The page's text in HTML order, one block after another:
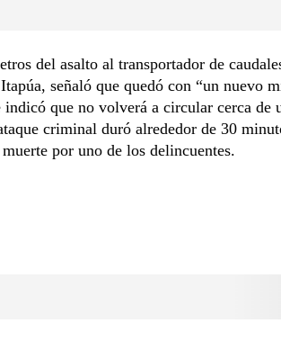
del asalto al transportador de
señaló que quedó con “un nuevo
indicó que no volverá a circular cerca de
criminal duró alrededor de 30
por uno de los delincuentes.